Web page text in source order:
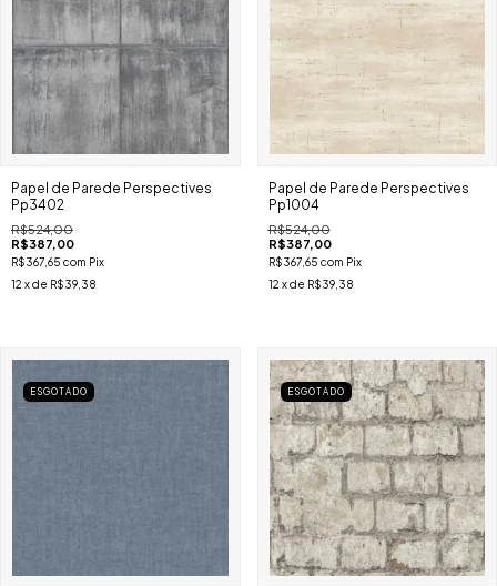
Papel de Parede Perspectives
Pp3402
R$524,00
R$387,00
R$367,65 com Pix
12 x de R$39,38
Papel de Parede Perspectives
Pp1004
R$524,00
R$387,00
R$367,65 com Pix
12 x de R$39,38
ESGOTADO ESGOTADO